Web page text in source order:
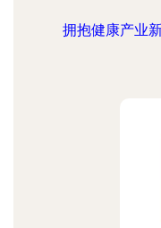
拥抱健康产业